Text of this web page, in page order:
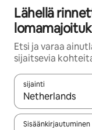
Lähellä
Etsi ja varaa
sijaitsevia
sijainti
Kun tulokset
Sisäänkirjautuminen